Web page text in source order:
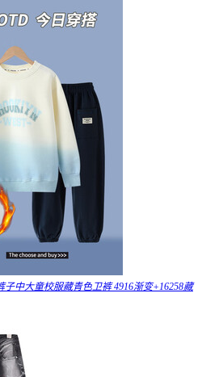
中大童校服藏青色卫裤 4916渐变+16258藏